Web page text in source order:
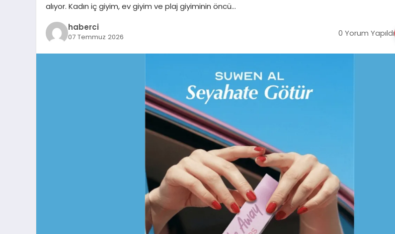
alıyor. Kadın iç giyim, ev giyim ve plaj giyiminin öncü…
haberci
07 Temmuz 2026 0 Yorum Yapıldı